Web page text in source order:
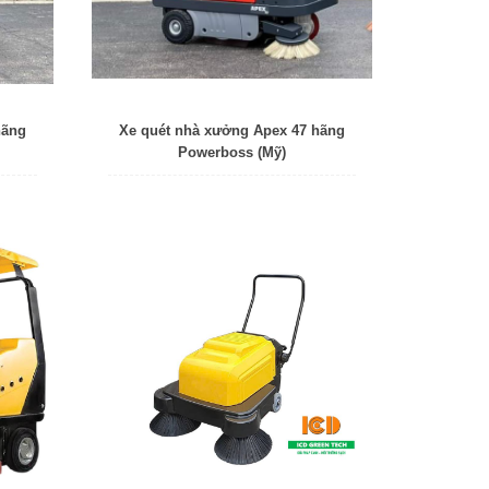
Xe quét nhà xưởng Apex 47 hãng
Powerboss (Mỹ)